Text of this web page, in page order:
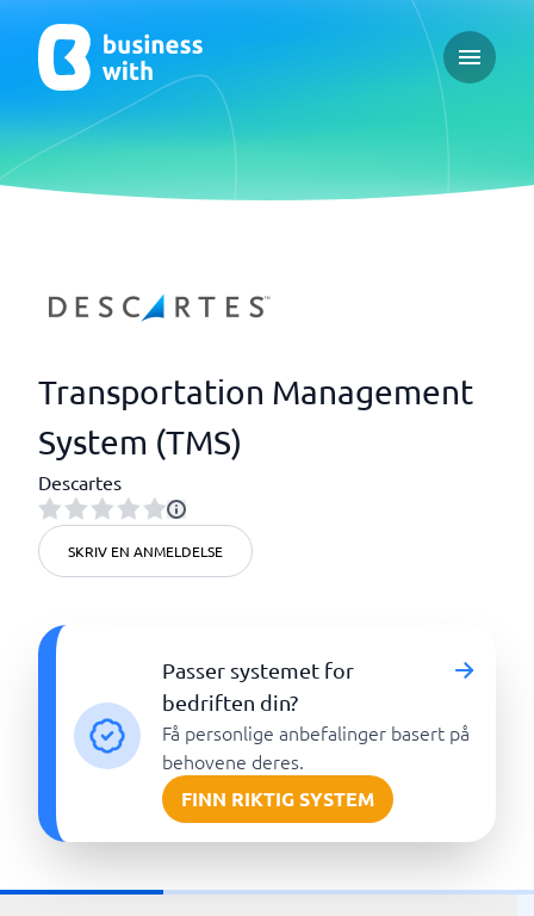
Open
Transportation Management
System (TMS)
Descartes
SKRIV EN ANMELDELSE
Passer systemet for
bedriften din?
Få personlige anbefalinger basert på
behovene deres.
FINN RIKTIG SYSTEM